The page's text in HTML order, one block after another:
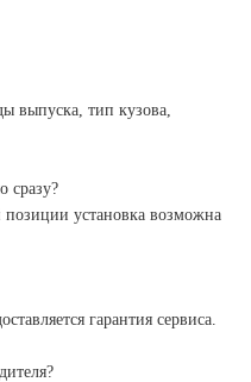
выпуска, тип кузова,
сразу?
установка возможна
гарантия сервиса.